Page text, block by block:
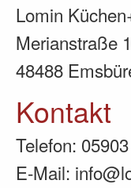
Lomin
Merianstraße
48488
Kontakt
Telefon:
E-Mail: